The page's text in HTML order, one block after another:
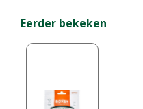
Eerder bekeken